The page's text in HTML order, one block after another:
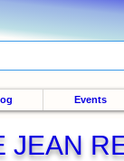
Events
JEAN